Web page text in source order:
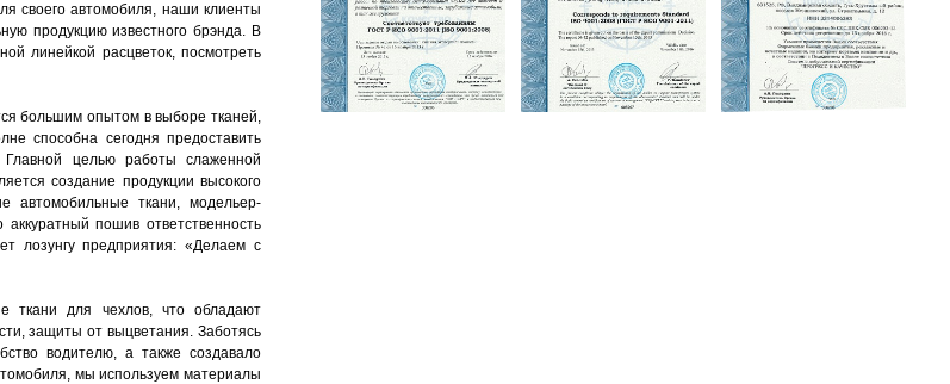
своего автомобиля, наши клиенты
продукцию известного брэнда. В
линейкой расцветок, посмотреть
большим опытом в выборе тканей,
способна сегодня предоставить
целью работы слаженной
создание продукции высокого
автомобильные ткани, модельер-
пошив ответственность
лозунгу предприятия: «Делаем с
ткани для чехлов, что обладают
защиты от выцветания. Заботясь
водителю, а также создавало
мы используем материалы